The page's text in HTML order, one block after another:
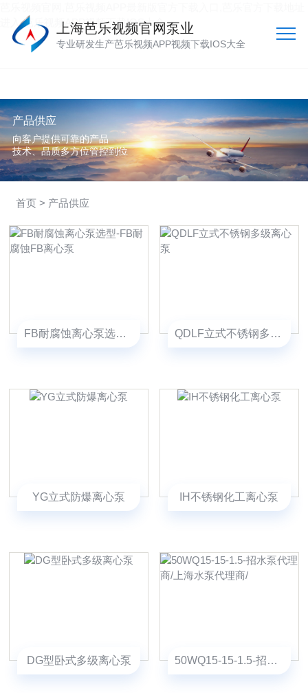
进入,芭乐视频APP视频下载IOS大全
上海芭乐视频官网泵业
专业研发生产芭乐视频APP视频下载IOS大全
产品供应
向客户提供可靠的产品
技术、品质多方位管控到位
首页 > 产品供应
FB耐腐蚀离心泵选型-FB耐腐蚀FB离心泵 QDLF立式不锈钢多级离心泵
YG立式防爆离心泵 IH不锈钢化工离心泵
DG型卧式多级离心泵 50WQ15-15-1.5-招水泵代理商/上海水泵代理商/